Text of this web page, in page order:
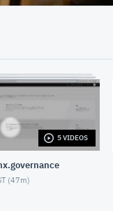
5 VIDEOS
(47m)